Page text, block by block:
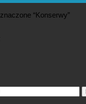
“Konserwy”